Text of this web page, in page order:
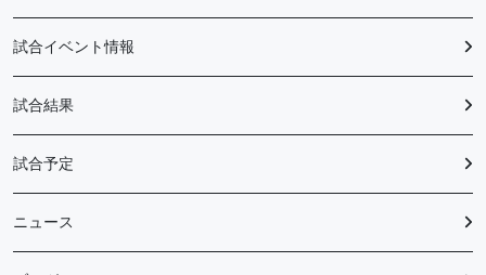
試合イベント情報
試合結果
試合予定
ニュース